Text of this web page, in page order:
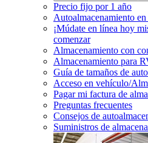
Precio fijo por 1 año
Autoalmacenamiento en
¡Múdate en línea hoy
comenzar
Almacenamiento con
Almacenamiento para
Guía de tamaños de
Acceso en vehículo/
Pagar mi factura de
Preguntas frecuentes
Consejos de
Suministros de